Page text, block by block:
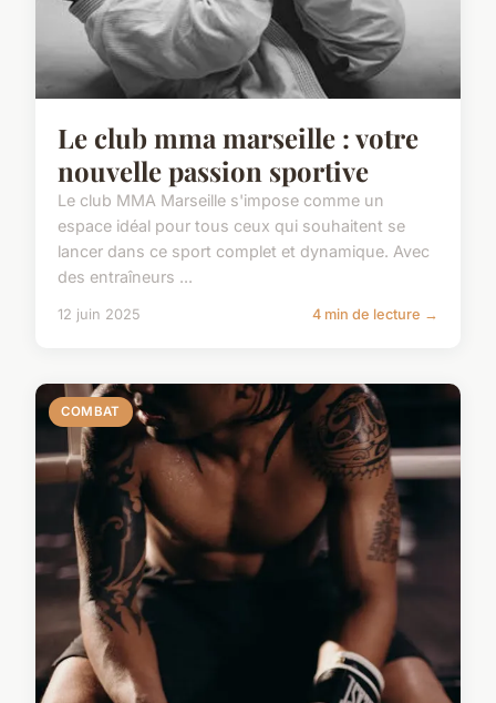
Le club mma marseille : votre
nouvelle passion sportive
Le club MMA Marseille s'impose comme un
espace idéal pour tous ceux qui souhaitent se
lancer dans ce sport complet et dynamique. Avec
des entraîneurs ...
12 juin 2025 4 min de lecture →
COMBAT